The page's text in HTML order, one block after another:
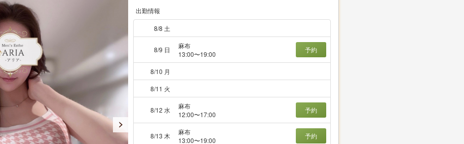
出勤情報
8/8 土
8/9 日
麻布
13:00〜19:00
予約
8/10 月
8/11 火
8/12 水
麻布
12:00〜17:00
予約
8/13 木
麻布
13:00〜19:00
予約